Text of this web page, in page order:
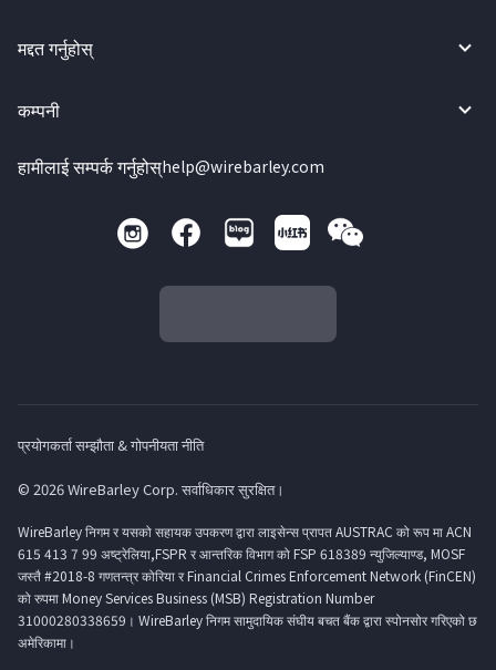
मद्दत गर्नुहोस्
कम्पनी
हामीलाई सम्पर्क गर्नुहोस्help@wirebarley.com
प्रयोगकर्ता सम्झौता & गोपनीयता नीति
© 2026 WireBarley Corp. सर्वाधिकार सुरक्षित।
WireBarley निगम र यसको सहायक उपकरण द्वारा लाइसेन्स प्रापत AUSTRAC को रूप मा ACN
615 413 7 99 अष्ट्रेलिया,FSPR र आन्तरिक विभाग को FSP 618389 न्युजिल्याण्ड, MOSF
जस्तै #2018-8 गणतन्त्र कोरिया र Financial Crimes Enforcement Network (FinCEN)
को रुपमा Money Services Business (MSB) Registration Number
31000280338659। WireBarley निगम सामुदायिक संघीय बचत बैंक द्वारा स्पोनसोर गरिएको छ
अमेरिकामा।